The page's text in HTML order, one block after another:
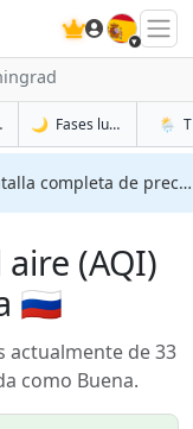
🇪🇸
en
🌙 Fases lunares en
🌦️
completa de precisión!
(AQI)
🇷🇺
actualmente de 33
como Buena.